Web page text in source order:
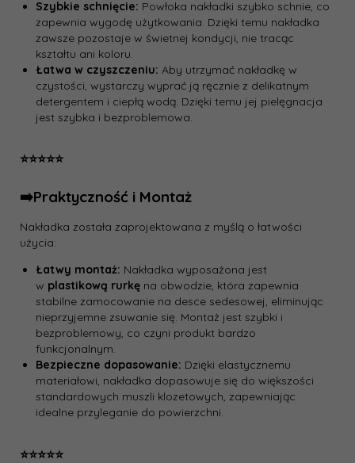
Szybkie schnięcie: Powłoka nakładki szybko schnie, co
zapewnia wygodę użytkowania. Dzięki temu nakładka
zawsze pozostaje w świetnej kondycji, nie tracąc
kształtu ani koloru.
Łatwa w czyszczeniu: Aby utrzymać nakładkę w
czystości, wystarczy wyprać ją ręcznie z delikatnym
detergentem i ciepłą wodą. Dzięki temu jej pielęgnacja
jest szybka i bezproblemowa.
⭐️⭐️⭐️⭐️⭐️
➡️Praktyczność i Montaż
Nakładka została zaprojektowana z myślą o łatwości
użycia:
Łatwy montaż: Nakładka wyposażona jest
w plastikową rurkę na obwodzie, która zapewnia
stabilne zamocowanie na desce sedesowej, eliminując
nieprzyjemne zsuwanie się. Montaż jest szybki i
bezproblemowy, co czyni produkt bardzo
funkcjonalnym.
Bezpieczne dopasowanie: Dzięki elastycznemu
materiałowi, nakładka dopasowuje się do większości
standardowych muszli klozetowych, zapewniając
idealne przyleganie do powierzchni.
⭐️⭐️⭐️⭐️⭐️